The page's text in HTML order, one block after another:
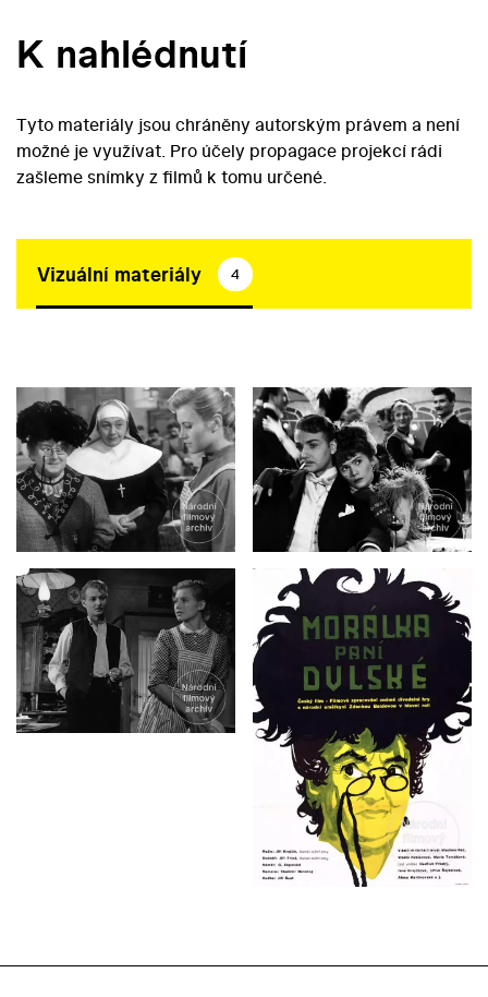
K nahlédnutí
Tyto materiály jsou chráněny autorským právem a není
možné je využívat. Pro účely propagace projekcí rádi
zašleme snímky z filmů k tomu určené.
Vizuální materiály 4